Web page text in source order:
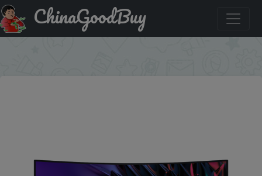
Промокод на знижку A6000MV Монитор HUAWEI
MateView GT Standard Edition 34''
ChinaGoodBuy